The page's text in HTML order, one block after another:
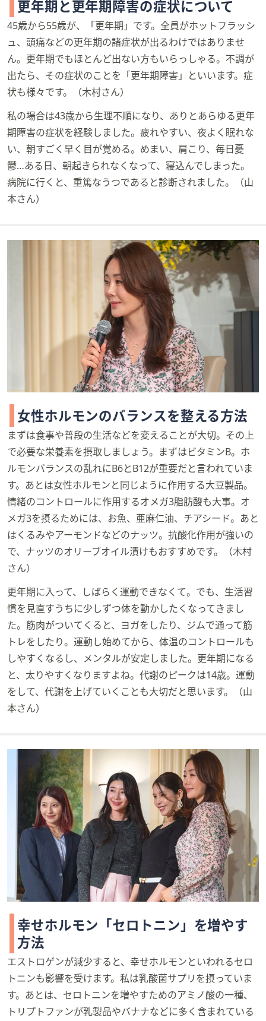
更年期と更年期障害の症状について
45歳から55歳が、「更年期」です。全員がホットフラッシ
ュ、頭痛などの更年期の諸症状が出るわけではありませ
ん。更年期でもほとんど出ない方もいらっしゃる。不調が
出たら、その症状のことを「更年期障害」といいます。症
状も様々です。（木村さん）
私の場合は43歳から生理不順になり、ありとあらゆる更年
期障害の症状を経験しました。疲れやすい、夜よく眠れな
い、朝すごく早く目が覚める。めまい、肩こり、毎日憂
鬱…ある日、朝起きられなくなって、寝込んでしまった。
病院に行くと、重篤なうつであると診断されました。（山
本さん）
女性ホルモンのバランスを整える方法
まずは食事や普段の生活などを変えることが大切。その上
で必要な栄養素を摂取しましょう。まずはビタミンB。ホ
ルモンバランスの乱れにB6とB12が重要だと言われていま
す。あとは女性ホルモンと同じように作用する大豆製品。
情緒のコントロールに作用するオメガ3脂肪酸も大事。オ
メガ3を摂るためには、お魚、亜麻仁油、チアシード。あと
はくるみやアーモンドなどのナッツ。抗酸化作用が強いの
で、ナッツのオリーブオイル漬けもおすすめです。（木村
さん）
更年期に入って、しばらく運動できなくて。でも、生活習
慣を見直すうちに少しずつ体を動かしたくなってきまし
た。筋肉がついてくると、ヨガをしたり、ジムで通って筋
トレをしたり。運動し始めてから、体温のコントロールも
しやすくなるし、メンタルが安定しました。更年期になる
と、太りやすくなりますよね。代謝のピークは14歳。運動
をして、代謝を上げていくことも大切だと思います。（山
本さん）
幸せホルモン「セロトニン」を増やす
方法
エストロゲンが減少すると、幸せホルモンといわれるセロ
トニンも影響を受けます。私は乳酸菌サプリを摂っていま
す。あとは、セロトニンを増やすためのアミノ酸の一種、
トリプトファンが乳製品やバナナなどに多く含まれている